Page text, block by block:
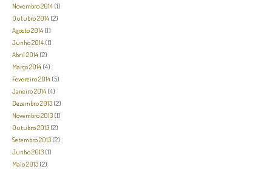
Novembro 2014 (1)
Outubro 2014 (2)
Agosto 2014 (1)
Junho 2014 (1)
Abril 2014 (2)
Março 2014 (4)
Fevereiro 2014 (5)
Janeiro 2014 (4)
Dezembro 2013 (2)
Novembro 2013 (1)
Outubro 2013 (2)
Setembro 2013 (2)
Junho 2013 (1)
Maio 2013 (2)